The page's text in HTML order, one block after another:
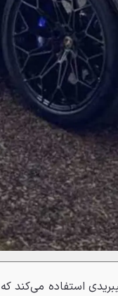
استفاده می‌کند که